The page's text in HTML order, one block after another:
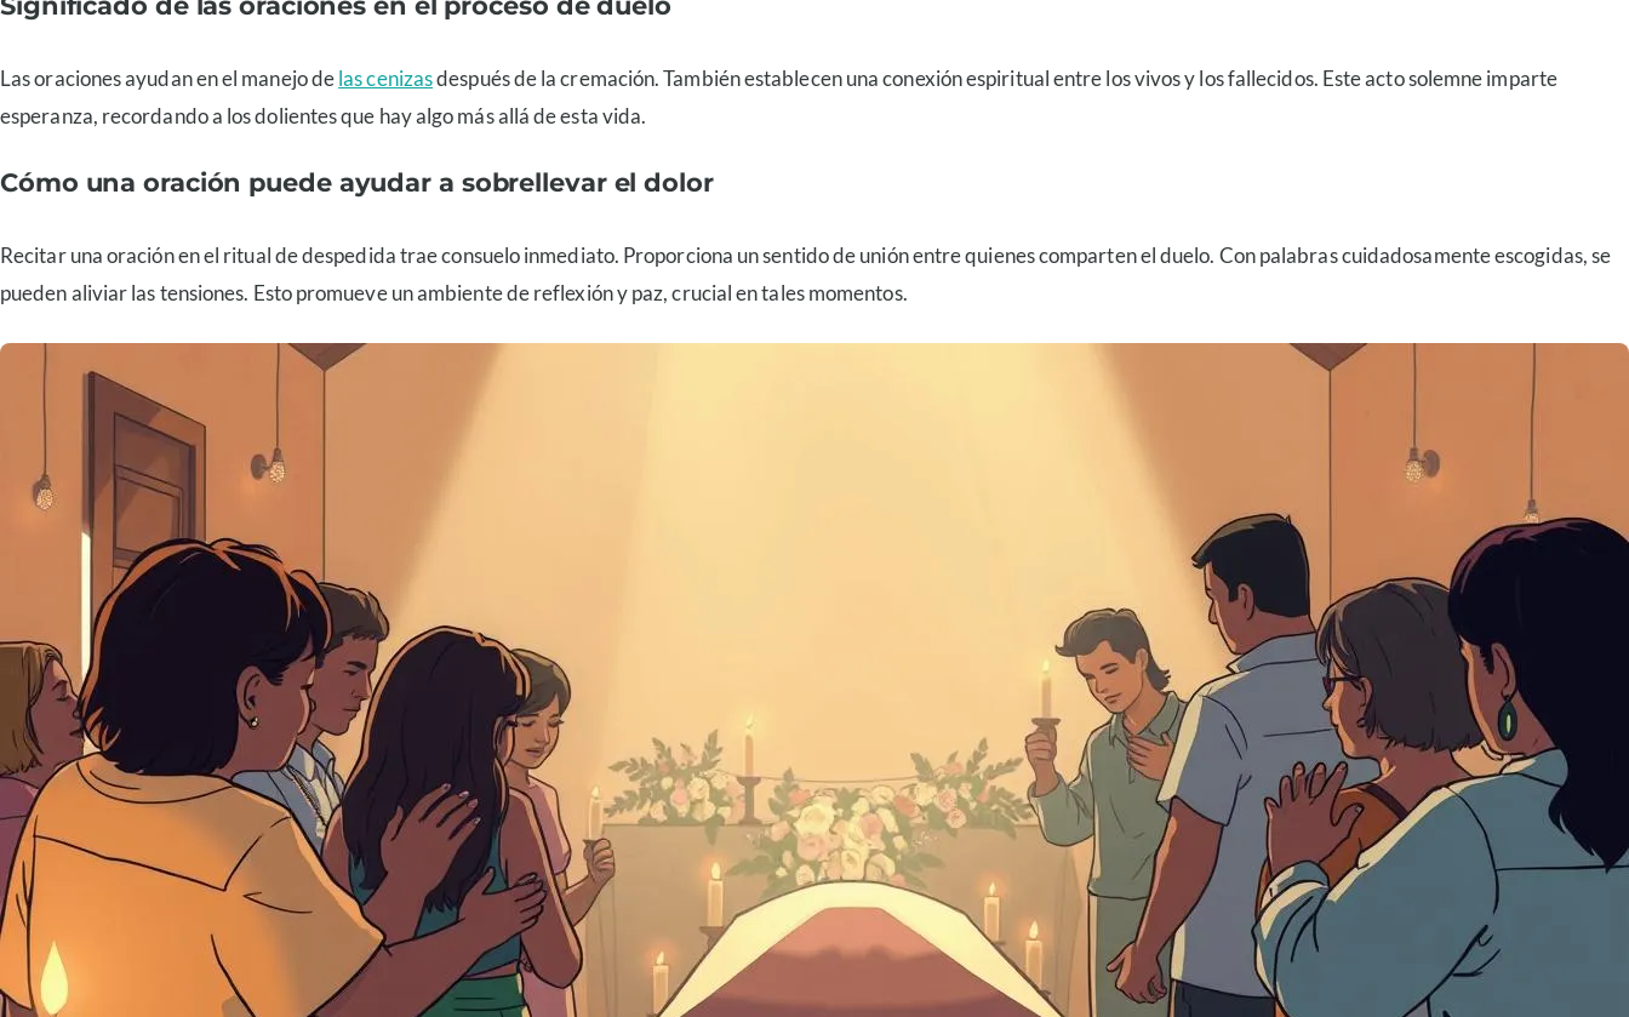
Las oraciones ayudan en el manejo delas cenizasdespués de la cremación. También establecen una conexión espiritual entre los vivos y los fallecidos. Este acto solemne imparte
esperanza, recordando a los dolientes que hay algo más allá de esta vida.
Cómo una oración puede ayudar a sobrellevar el dolor
Recitar una oración en el ritual de despedida trae consuelo inmediato. Proporciona un sentido de unión entre quienes comparten el duelo. Con palabras cuidadosamente escogidas, se
pueden aliviar las tensiones. Esto promueve un ambiente de reflexión y paz, crucial en tales momentos.